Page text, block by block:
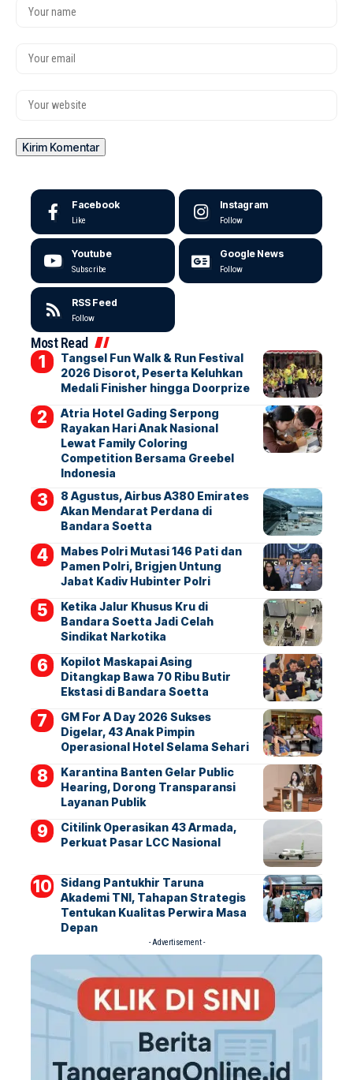
Facebook
Like
Instagram
Follow
Youtube
Subscribe
Google News
Follow
RSS Feed
Follow
Most Read
Tangsel Fun Walk & Run Festival
2026 Disorot, Peserta Keluhkan
Medali Finisher hingga Doorprize
Atria Hotel Gading Serpong
Rayakan Hari Anak Nasional
Lewat Family Coloring
Competition Bersama Greebel
Indonesia
8 Agustus, Airbus A380 Emirates
Akan Mendarat Perdana di
Bandara Soetta
Mabes Polri Mutasi 146 Pati dan
Pamen Polri, Brigjen Untung
Jabat Kadiv Hubinter Polri
Ketika Jalur Khusus Kru di
Bandara Soetta Jadi Celah
Sindikat Narkotika
Kopilot Maskapai Asing
Ditangkap Bawa 70 Ribu Butir
Ekstasi di Bandara Soetta
GM For A Day 2026 Sukses
Digelar, 43 Anak Pimpin
Operasional Hotel Selama Sehari
Karantina Banten Gelar Public
Hearing, Dorong Transparansi
Layanan Publik
Citilink Operasikan 43 Armada,
Perkuat Pasar LCC Nasional
Sidang Pantukhir Taruna
Akademi TNI, Tahapan Strategis
Tentukan Kualitas Perwira Masa
Depan
- Advertisement -